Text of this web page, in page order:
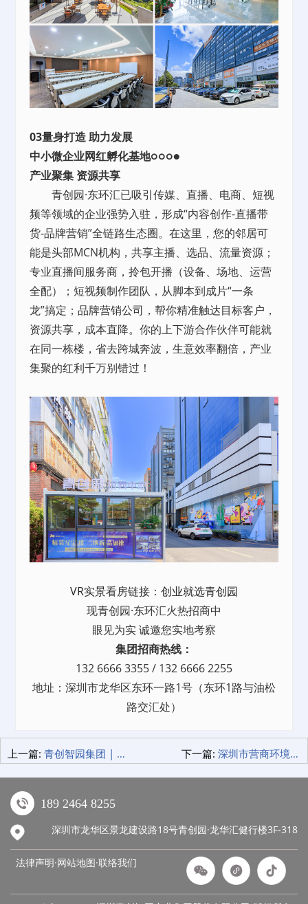
03量身打造 助力发展
中小微企业网红孵化基地○○○●
产业聚集 资源共享
青创园·东环汇已吸引传媒、直播、电商、短视
频等领域的企业强势入驻，形成“内容创作-直播带
货-品牌营销”全链路生态圈。在这里，您的邻居可
能是头部MCN机构，共享主播、选品、流量资源；
专业直播间服务商，拎包开播（设备、场地、运营
全配）；短视频制作团队，从脚本到成片“一条
龙”搞定；品牌营销公司，帮你精准触达目标客户，
资源共享，成本直降。你的上下游合作伙伴可能就
在同一栋楼，省去跨城奔波，生意效率翻倍，产业
集聚的红利千万别错过！
VR实景看房链接： 创业就选青创园
现青创园·东环汇火热招商中
眼见为实 诚邀您实地考察
集团招商热线：
132 6666 3355 / 132 6666 2255
地址：深圳市龙华区东环一路1号（东环1路与油松
路交汇处）
上一篇: 青创智园集团 | 开工大吉 共启新程！ 下一篇: 深圳市营商环境座谈会在青创园圆满举行 政企同心共创营商环境新未来
189 2464 8255
深圳市龙华区景龙建设路18号青创园·龙华汇健行楼3F-318
法律声明·网站地图·联络我们